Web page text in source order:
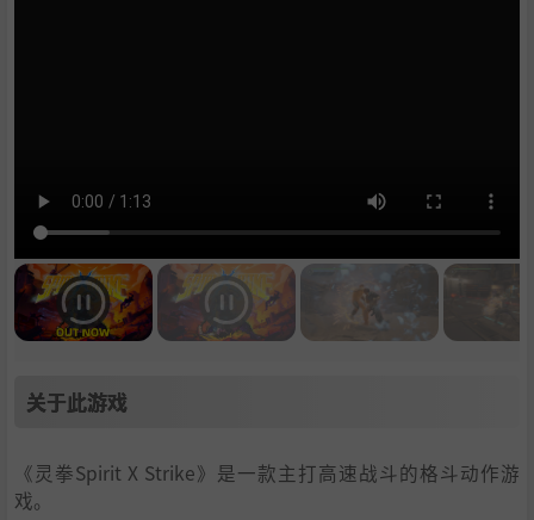
关于此游戏
《灵拳Spirit X Strike》是一款主打高速战斗的格斗动作游
戏。